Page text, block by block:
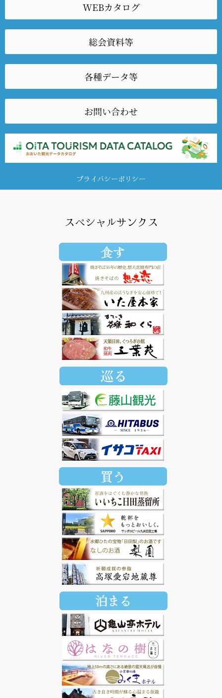
WEBカタログ
総会資料等
各種データ等
お問い合わせ
プライバシーポリシー
スペシャルサンクス